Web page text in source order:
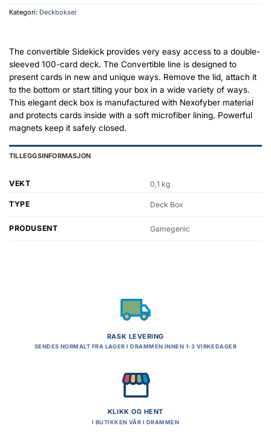
Kategori: Deckbokser
The convertible Sidekick provides very easy access to a double-
sleeved 100-card deck. The Convertible line is designed to
present cards in new and unique ways. Remove the lid, attach it
to the bottom or start tilting your box in a wide variety of ways.
This elegant deck box is manufactured with Nexofyber material
and protects cards inside with a soft microfiber lining. Powerful
magnets keep it safely closed.
TILLEGGSINFORMASJON
VEKT 0,1 kg
TYPE Deck Box
PRODUSENT Gamegenic
RASK LEVERING
SENDES NORMALT FRA LAGER I DRAMMEN INNEN 1-3 VIRKEDAGER
KLIKK OG HENT
I BUTIKKEN VÅR I DRAMMEN